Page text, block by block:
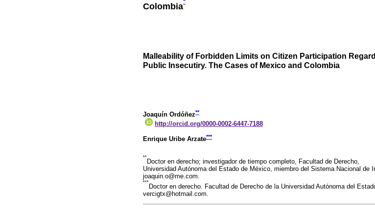
Colombia
Malleability of Forbidden Limits on Citizen Participation
Public Insecutiry. The Cases of Mexico and Colombia
Joaquín Ordóñez**
http://orcid.org/0000-0002-6447-7188
Enrique Uribe Arzate***
**
Doctor en derecho; investigador de tiempo completo, Facultad de Derecho,
Universidad Autónoma del Estado de México, miembro del Sistema Nacional de
joaquin.o@me.com.
***
Doctor en derecho. Facultad de Derecho de la Universidad Autónoma del
vercigtx@hotmail.com.